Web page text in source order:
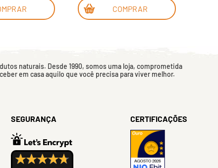
COMPRAR
naturais. Desde 1990, somos uma loja, comprometida
em casa aquilo que você precisa para viver melhor.
SEGURANÇA CERTIFICAÇÕES